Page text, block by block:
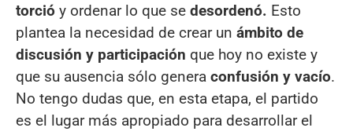
torció y ordenar lo que se desordenó. Esto
plantea la necesidad de crear un ámbito de
discusión y participación que hoy no existe y
que su ausencia sólo genera confusión y vacío.
No tengo dudas que, en esta etapa, el partido
es el lugar más apropiado para desarrollar el